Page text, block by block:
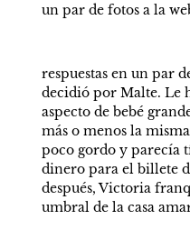
un par de fotos a la
respuestas en un par
decidió por Malte. Le
aspecto de bebé
más o menos la
poco gordo y parecía
dinero para el billete
después, Victoria
umbral de la casa